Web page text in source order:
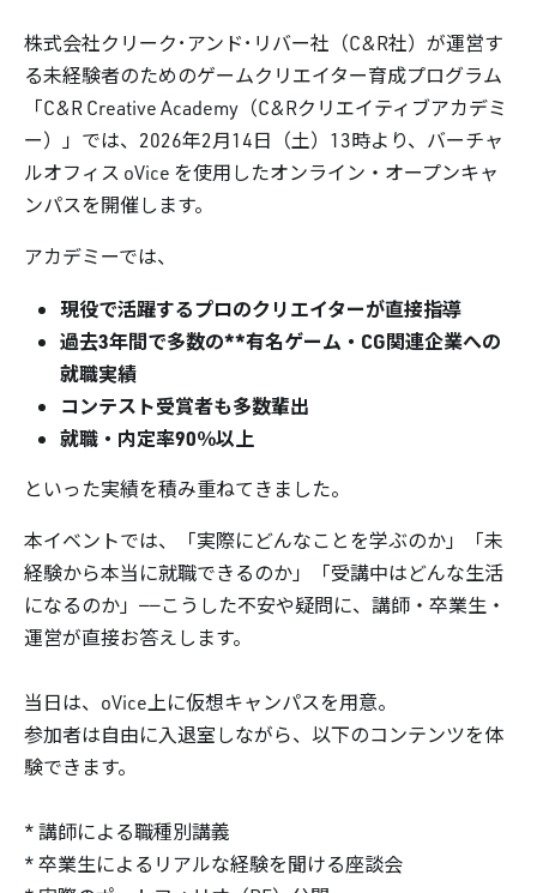
株式会社クリーク･アンド･リバー社（C&R社）が運営す
る未経験者のためのゲームクリエイター育成プログラム
「C&R Creative Academy（C&Rクリエイティブアカデミ
ー）」では、2026年2月14日（土）13時より、バーチャ
ルオフィス oVice を使用したオンライン・オープンキャ
ンパスを開催します。
アカデミーでは、
現役で活躍するプロのクリエイターが直接指導
過去3年間で多数の**有名ゲーム・CG関連企業への
就職実績
コンテスト受賞者も多数輩出
就職・内定率90％以上
といった実績を積み重ねてきました。
本イベントでは、「実際にどんなことを学ぶのか」「未
経験から本当に就職できるのか」「受講中はどんな生活
になるのか」——こうした不安や疑問に、講師・卒業生・
運営が直接お答えします。
当日は、oVice上に仮想キャンパスを用意。
参加者は自由に入退室しながら、以下のコンテンツを体
験できます。
* 講師による職種別講義
* 卒業生によるリアルな経験を聞ける座談会